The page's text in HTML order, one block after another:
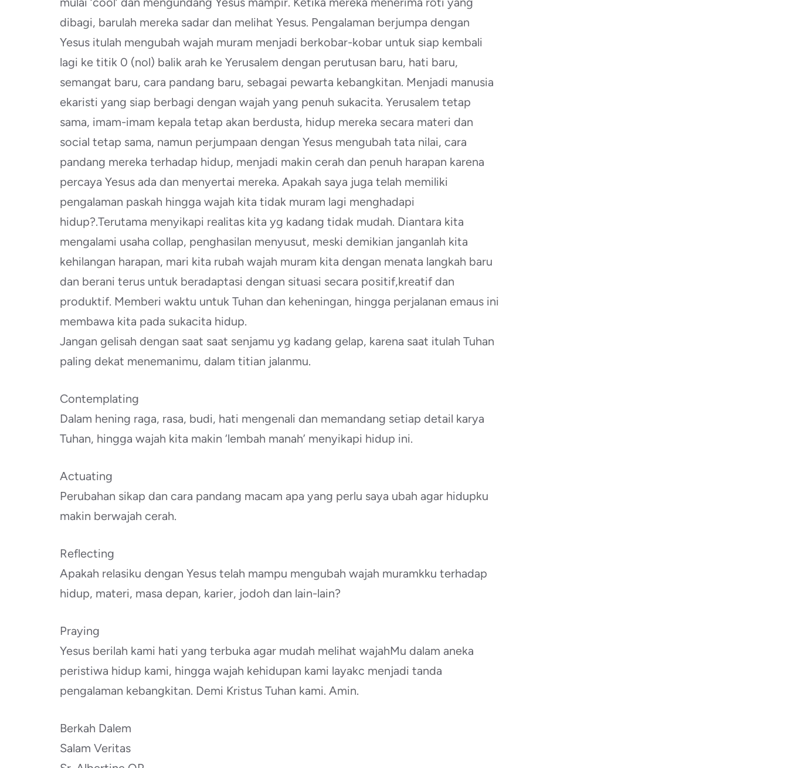
dibagi, barulah mereka sadar dan melihat Yesus. Pengalaman berjumpa dengan
Yesus itulah mengubah wajah muram menjadi berkobar-kobar untuk siap kembali
lagi ke titik 0 (nol) balik arah ke Yerusalem dengan perutusan baru, hati baru,
semangat baru, cara pandang baru, sebagai pewarta kebangkitan. Menjadi manusia
ekaristi yang siap berbagi dengan wajah yang penuh sukacita. Yerusalem tetap
sama, imam-imam kepala tetap akan berdusta, hidup mereka secara materi dan
social tetap sama, namun perjumpaan dengan Yesus mengubah tata nilai, cara
pandang mereka terhadap hidup, menjadi makin cerah dan penuh harapan karena
percaya Yesus ada dan menyertai mereka. Apakah saya juga telah memiliki
pengalaman paskah hingga wajah kita tidak muram lagi menghadapi
hidup?.Terutama menyikapi realitas kita yg kadang tidak mudah. Diantara kita
mengalami usaha collap, penghasilan menyusut, meski demikian janganlah kita
kehilangan harapan, mari kita rubah wajah muram kita dengan menata langkah baru
dan berani terus untuk beradaptasi dengan situasi secara positif,kreatif dan
produktif. Memberi waktu untuk Tuhan dan keheningan, hingga perjalanan emaus ini
membawa kita pada sukacita hidup.
Jangan gelisah dengan saat saat senjamu yg kadang gelap, karena saat itulah Tuhan
paling dekat menemanimu, dalam titian jalanmu.
Contemplating
Dalam hening raga, rasa, budi, hati mengenali dan memandang setiap detail karya
Tuhan, hingga wajah kita makin ‘lembah manah’ menyikapi hidup ini.
Actuating
Perubahan sikap dan cara pandang macam apa yang perlu saya ubah agar hidupku
makin berwajah cerah.
Reflecting
Apakah relasiku dengan Yesus telah mampu mengubah wajah muramkku terhadap
hidup, materi, masa depan, karier, jodoh dan lain-lain?
Praying
Yesus berilah kami hati yang terbuka agar mudah melihat wajahMu dalam aneka
peristiwa hidup kami, hingga wajah kehidupan kami layakc menjadi tanda
pengalaman kebangkitan. Demi Kristus Tuhan kami. Amin.
Berkah Dalem
Salam Veritas